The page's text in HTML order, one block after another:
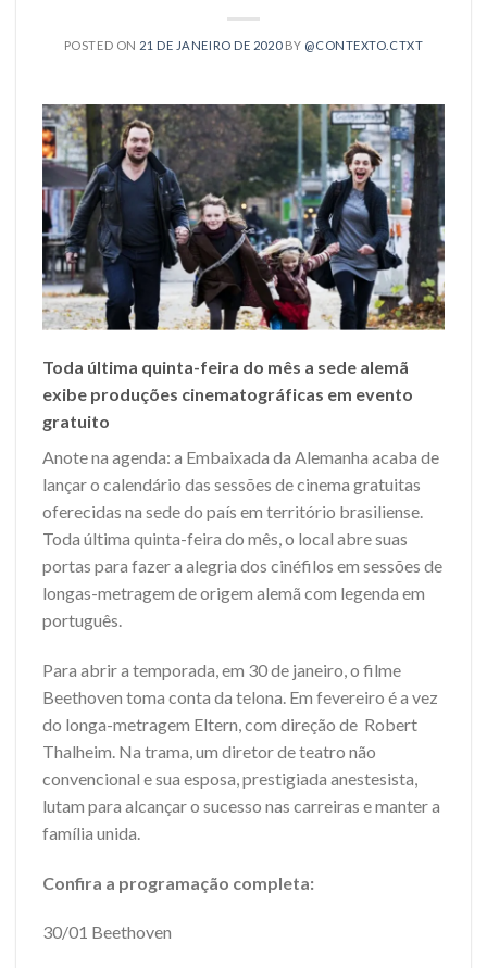
POSTED ON 21 DE JANEIRO DE 2020BY @CONTEXTO.CTXT
Toda última quinta-feira do mês a sede alemã
exibe produções cinematográficas em evento
gratuito
Anote na agenda: a Embaixada da Alemanha acaba de
lançar o calendário das sessões de cinema gratuitas
oferecidas na sede do país em território brasiliense.
Toda última quinta-feira do mês, o local abre suas
portas para fazer a alegria dos cinéfilos em sessões de
longas-metragem de origem alemã com legenda em
português.
Para abrir a temporada, em 30 de janeiro, o filme
Beethoven toma conta da telona. Em fevereiro é a vez
do longa-metragem Eltern, com direção de Robert
Thalheim. Na trama, um diretor de teatro não
convencional e sua esposa, prestigiada anestesista,
lutam para alcançar o sucesso nas carreiras e manter a
família unida.
Confira a programação completa:
30/01 Beethoven